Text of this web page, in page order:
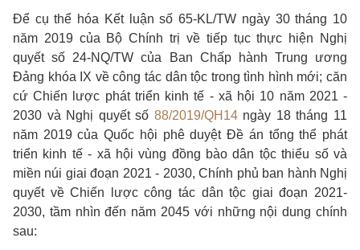
Để cụ thể hóa Kết luận số 65-KL/TW ngày 30 tháng 10
năm 2019 của Bộ Chính trị về tiếp tục thực hiện Nghị
quyết số 24-NQ/TW của Ban Chấp hành Trung ương
Đảng khóa IX về công tác dân tộc trong tình hình mới; căn
cứ Chiến lược phát triển kinh tế - xã hội 10 năm 2021 -
2030 và Nghị quyết số 88/2019/QH14ngày 18 tháng 11
năm 2019 của Quốc hội phê duyệt Đề án tổng thể phát
triển kinh tế - xã hội vùng đồng bào dân tộc thiểu số và
miền núi giai đoạn 2021 - 2030, Chính phủ ban hành Nghị
quyết về Chiến lược công tác dân tộc giai đoạn 2021-
2030, tầm nhìn đến năm 2045 với những nội dung chính
sau: